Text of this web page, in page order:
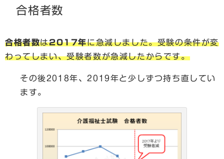
合格者数
合格者数は2017年に急減しました。受験の条件が変
わってしまい、受験者数が急減したからです。
その後2018年、2019年と少しずつ持ち直してい
ます。